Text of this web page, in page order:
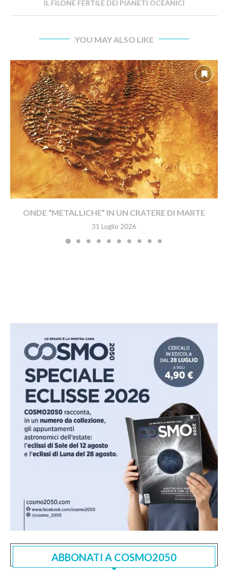
IL FILONE FERTILE DEI PIANETI OCEANICI
YOU MAY ALSO LIKE
ONDE “METALLICHE” IN UN CRATERE DI MARTE
31 Luglio 2026
ABBONATI A COSMO2050